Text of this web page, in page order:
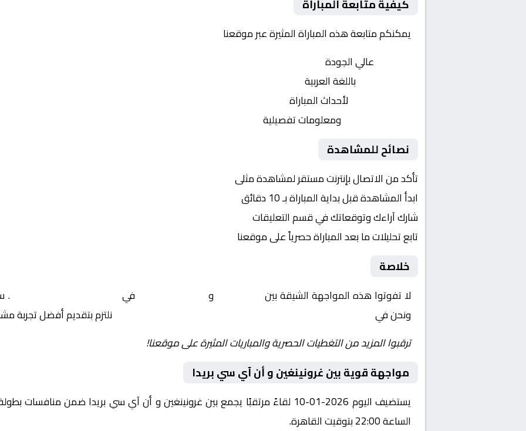
كيفية متابعة المباراة
يمكنكم متابعة هذه المباراة المثيرة عبر موقعنا
عالي الجودة
باللغة العربية
لأحداث المباراة
ومعلومات تفصيلية
نصائح للمشاهدة
تأكد من الاتصال بإنترنت مستقر لمشاهدة مثلى
ابدأ المشاهدة قبل بداية المباراة بـ 10 دقائق
شارك آراءك وتوقعاتك في قسم التعليقات
تابع تحليلات ما بعد المباراة حصرياً على موقعنا
خلاصة
لا تفوتوا هذه المواجهة الشيقة بين وأن آي سي بريدا في
.
ونحن في
نلتزم بتقديم أفضل تجربة
ترقبوا المزيد من التغطيات الحصرية والمباريات المثيرة على موقعنا!
مواجهة قوية بين غرونينغين و أن آي سي بريدا
يستضيف اليوم 2026-01-10 لقاءً مرتقبًا يجمع بين غرونينغين و أن آي سي بريدا ضمن
الساعة 22:00 بتوقيت القاهرة.